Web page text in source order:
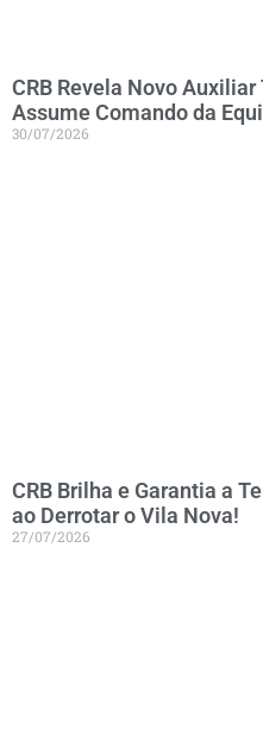
CRB Revela Novo
Assume Comando da
30/07/2026
CRB Brilha e Garantia a
ao Derrotar o Vila Nova!
27/07/2026